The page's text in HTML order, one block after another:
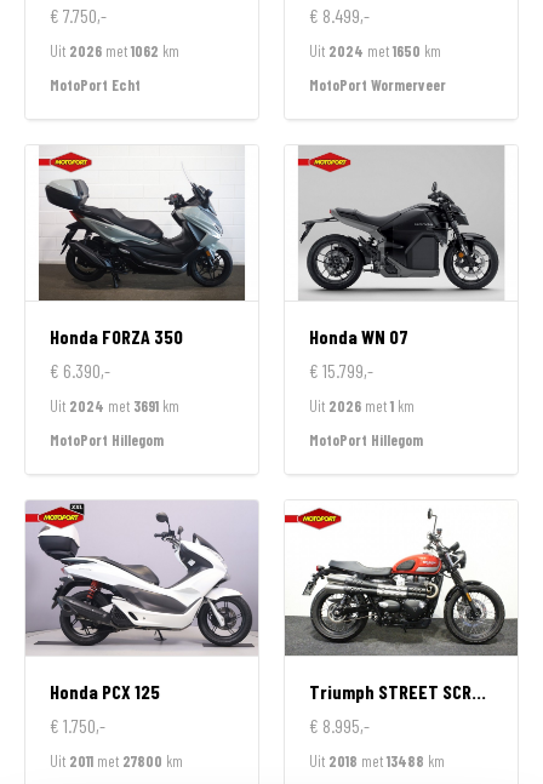
€ 7.750,-
Uit 2026 met1062 km
MotoPort Echt
€ 8.499,-
Uit 2024 met1650 km
MotoPort Wormerveer
Honda FORZA 350
€ 6.390,-
Uit 2024 met 3691 km
MotoPort Hillegom
HondaWN 07
€ 15.799,-
Uit 2026 met1 km
MotoPort Hillegom
Honda PCX 125
€ 1.750,-
Uit 2011 met 27800 km
Triumph STREET SCRAMBLER 900
€ 8.995,-
Uit 2018 met13488 km